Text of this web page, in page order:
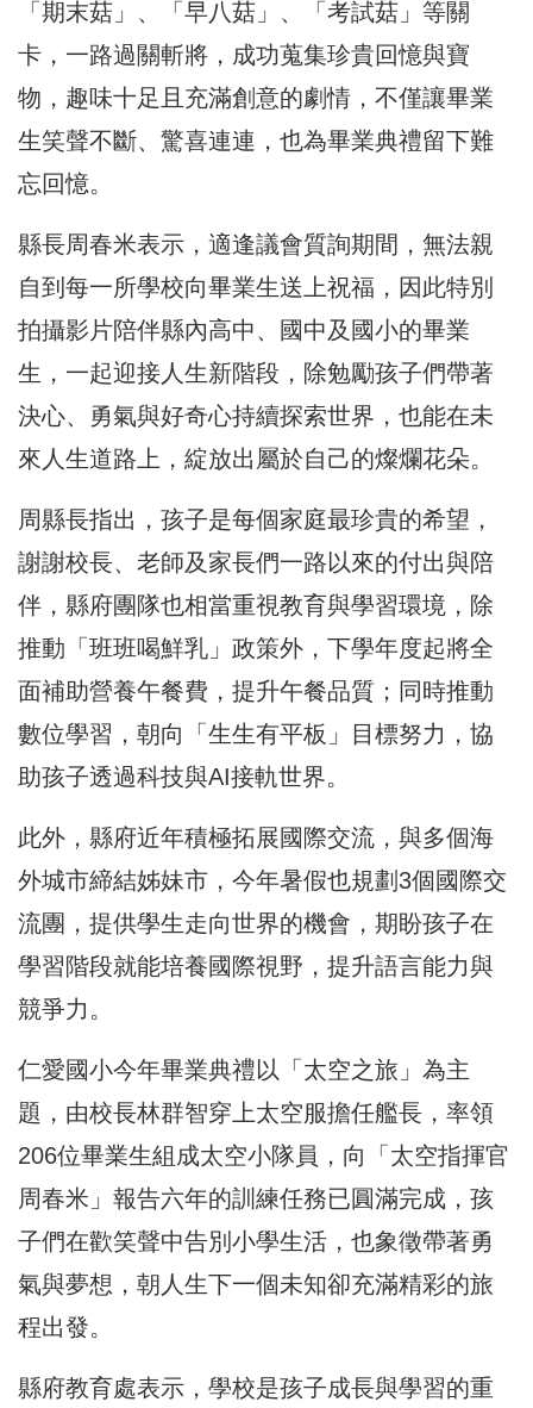
「期末菇」、「早八菇」、「考試菇」等關
卡，一路過關斬將，成功蒐集珍貴回憶與寶
物，趣味十足且充滿創意的劇情，不僅讓畢業
生笑聲不斷、驚喜連連，也為畢業典禮留下難
忘回憶。
縣長周春米表示，適逢議會質詢期間，無法親
自到每一所學校向畢業生送上祝福，因此特別
拍攝影片陪伴縣內高中、國中及國小的畢業
生，一起迎接人生新階段，除勉勵孩子們帶著
決心、勇氣與好奇心持續探索世界，也能在未
來人生道路上，綻放出屬於自己的燦爛花朵。
周縣長指出，孩子是每個家庭最珍貴的希望，
謝謝校長、老師及家長們一路以來的付出與陪
伴，縣府團隊也相當重視教育與學習環境，除
推動「班班喝鮮乳」政策外，下學年度起將全
面補助營養午餐費，提升午餐品質；同時推動
數位學習，朝向「生生有平板」目標努力，協
助孩子透過科技與AI接軌世界。
此外，縣府近年積極拓展國際交流，與多個海
外城市締結姊妹市，今年暑假也規劃3個國際交
流團，提供學生走向世界的機會，期盼孩子在
學習階段就能培養國際視野，提升語言能力與
競爭力。
仁愛國小今年畢業典禮以「太空之旅」為主
題，由校長林群智穿上太空服擔任艦長，率領
206位畢業生組成太空小隊員，向「太空指揮官
周春米」報告六年的訓練任務已圓滿完成，孩
子們在歡笑聲中告別小學生活，也象徵帶著勇
氣與夢想，朝人生下一個未知卻充滿精彩的旅
程出發。
縣府教育處表示，學校是孩子成長與學習的重